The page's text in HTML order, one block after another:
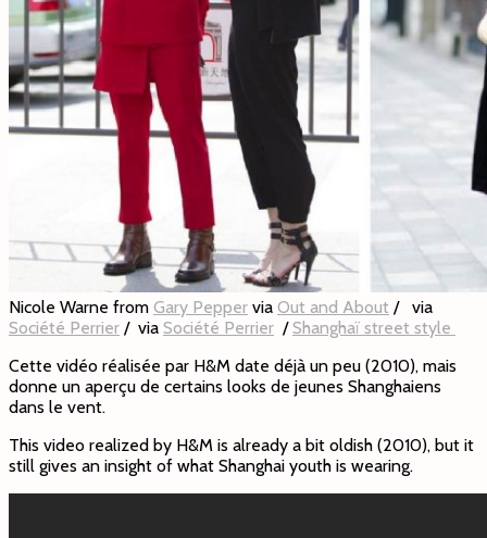
Nicole Warne from Gary Pepper via Out and About / via
Société Perrier / via Société Perrier /Shanghaï street style
Cette vidéo réalisée par H&M date déjà un peu (2010), mais
donne un aperçu de certains looks de jeunes Shanghaiens
dans le vent.
This video realized by H&M is already a bit oldish (2010), but it
still gives an insight of what Shanghai youth is wearing.